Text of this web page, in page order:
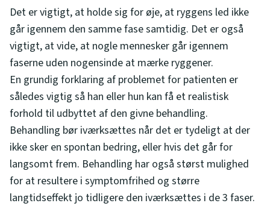
Det er vigtigt, at holde sig for øje, at ryggens led ikke
går igennem den samme fase samtidig. Det er også
vigtigt, at vide, at nogle mennesker går igennem
faserne uden nogensinde at mærke ryggener.
En grundig forklaring af problemet for patienten er
således vigtig så han eller hun kan få et realistisk
forhold til udbyttet af den givne behandling.
Behandling bør iværksættes når det er tydeligt at der
ikke sker en spontan bedring, eller hvis det går for
langsomt frem. Behandling har også størst mulighed
for at resultere i symptomfrihed og større
langtidseffekt jo tidligere den iværksættes i de 3 faser.